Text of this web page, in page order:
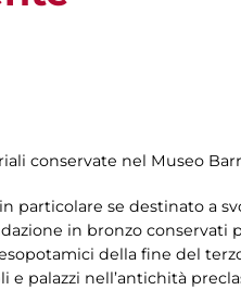
conservate nel Museo
particolare se destinato a
in bronzo conservati
della fine del
palazzi nell’antichità